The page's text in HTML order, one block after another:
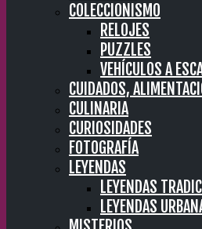
COLECCIONISMO
RELOJES
PUZZLES
VEHÍCULOS A
CUIDADOS,
CULINARIA
CURIOSIDADES
FOTOGRAFÍA
LEYENDAS
LEYENDAS
LEYENDAS